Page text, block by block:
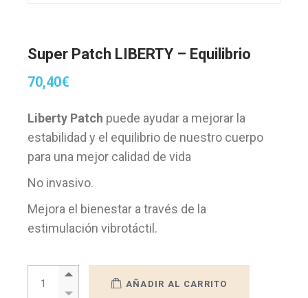
Super Patch LIBERTY – Equilibrio
70,40€
Liberty Patch puede ayudar a mejorar la
estabilidad y el equilibrio de nuestro cuerpo
para una mejor calidad de vida
No invasivo.
Mejora el bienestar a través de la
estimulación vibrotáctil.
Super Patch LIBERTY - Equilibrio quantity
AÑADIR AL CARRITO